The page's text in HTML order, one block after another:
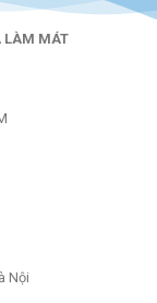
LÀM MÁT
Nội